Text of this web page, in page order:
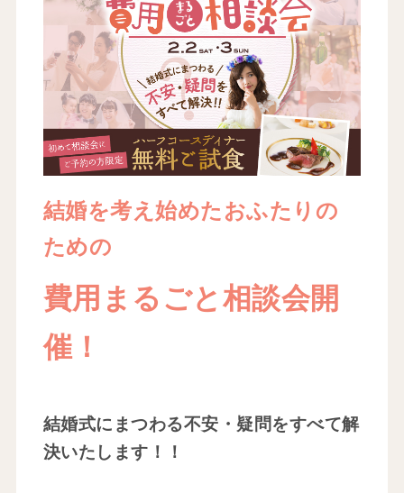
結婚を考え始めたおふたりの
ための
費用まるごと相談会開
催！
結婚式にまつわる不安・疑問をすべて解
決いたします！！